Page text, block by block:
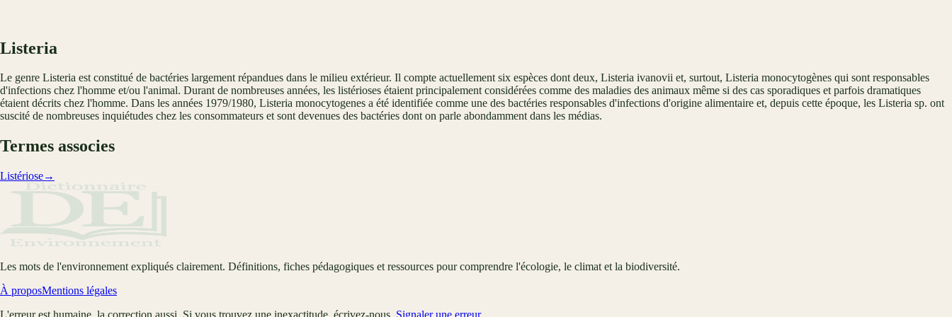
Listeria
Le genre Listeria est constitué de bactéries largement répandues dans le milieu extérieur. Il compte actuellement six espèces dont deux, Listeria ivanovii et, surtout, Listeria monocytogènes qui sont responsables
d'infections chez l'homme et/ou l'animal. Durant de nombreuses années, les listérioses étaient principalement considérées comme des maladies des animaux même si des cas sporadiques et parfois dramatiques
étaient décrits chez l'homme. Dans les années 1979/1980, Listeria monocytogenes a été identifiée comme une des bactéries responsables d'infections d'origine alimentaire et, depuis cette époque, les Listeria sp. ont
suscité de nombreuses inquiétudes chez les consommateurs et sont devenues des bactéries dont on parle abondamment dans les médias.
Termes associes
Listériose→
Les mots de l'environnement expliqués clairement. Définitions, fiches pédagogiques et ressources pour comprendre l'écologie, le climat et la biodiversité.
À proposMentions légales
L'erreur est humaine, la correction aussi. Si vous trouvez une inexactitude, écrivez-nous. Signaler une erreur